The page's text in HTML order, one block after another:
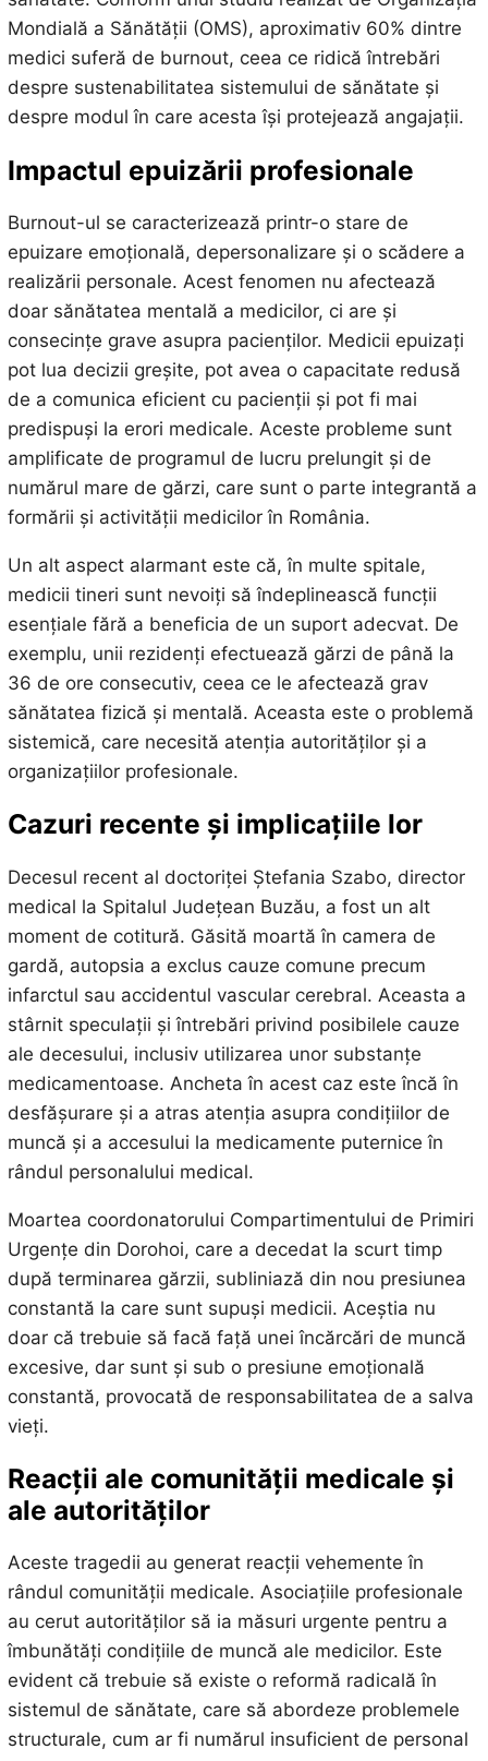
Mondială a Sănătății (OMS), aproximativ 60% dintre
medici suferă de burnout, ceea ce ridică întrebări
despre sustenabilitatea sistemului de sănătate și
despre modul în care acesta își protejează angajații.
Impactul epuizării profesionale
Burnout-ul se caracterizează printr-o stare de
epuizare emoțională, depersonalizare și o scădere a
realizării personale. Acest fenomen nu afectează
doar sănătatea mentală a medicilor, ci are și
consecințe grave asupra pacienților. Medicii epuizați
pot lua decizii greșite, pot avea o capacitate redusă
de a comunica eficient cu pacienții și pot fi mai
predispuși la erori medicale. Aceste probleme sunt
amplificate de programul de lucru prelungit și de
numărul mare de gărzi, care sunt o parte integrantă a
formării și activității medicilor în România.
Un alt aspect alarmant este că, în multe spitale,
medicii tineri sunt nevoiți să îndeplinească funcții
esențiale fără a beneficia de un suport adecvat. De
exemplu, unii rezidenți efectuează gărzi de până la
36 de ore consecutiv, ceea ce le afectează grav
sănătatea fizică și mentală. Aceasta este o problemă
sistemică, care necesită atenția autorităților și a
organizațiilor profesionale.
Cazuri recente și implicațiile lor
Decesul recent al doctoriței Ștefania Szabo, director
medical la Spitalul Județean Buzău, a fost un alt
moment de cotitură. Găsită moartă în camera de
gardă, autopsia a exclus cauze comune precum
infarctul sau accidentul vascular cerebral. Aceasta a
stârnit speculații și întrebări privind posibilele cauze
ale decesului, inclusiv utilizarea unor substanțe
medicamentoase. Ancheta în acest caz este încă în
desfășurare și a atras atenția asupra condițiilor de
muncă și a accesului la medicamente puternice în
rândul personalului medical.
Moartea coordonatorului Compartimentului de Primiri
Urgențe din Dorohoi, care a decedat la scurt timp
după terminarea gărzii, subliniază din nou presiunea
constantă la care sunt supuși medicii. Aceștia nu
doar că trebuie să facă față unei încărcări de muncă
excesive, dar sunt și sub o presiune emoțională
constantă, provocată de responsabilitatea de a salva
vieți.
Reacții ale comunității medicale și
ale autorităților
Aceste tragedii au generat reacții vehemente în
rândul comunității medicale. Asociațiile profesionale
au cerut autorităților să ia măsuri urgente pentru a
îmbunătăți condițiile de muncă ale medicilor. Este
evident că trebuie să existe o reformă radicală în
sistemul de sănătate, care să abordeze problemele
structurale, cum ar fi numărul insuficient de personal